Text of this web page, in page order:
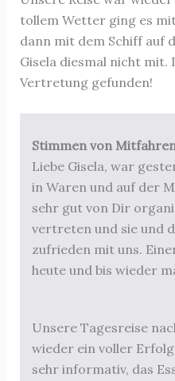
tollem Wetter ging es
dann mit dem Schiff auf
Gisela diesmal nicht mit.
Vertretung gefunden!
Stimmen von
Liebe Gisela, war
in Waren und auf der
sehr gut von Dir
vertreten und sie und
zufrieden mit uns.
heute und bis wieder
Unsere Tagesreise
wieder ein voller
sehr informativ, das